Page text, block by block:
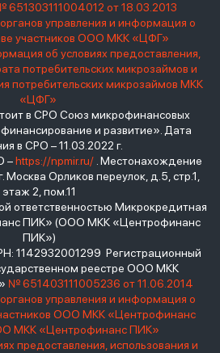
651303111004012 от 18.03.2013
управления и информация о
участников ООО МКК «ЦФГ»
об условиях предоставления,
потребительских микрозаймов и
потребительских микрозаймов МКК
«ЦФГ»
в СРО Союз микрофинансовых
и развитие». Дата
в СРО – 11.03.2022 г.
–https://npmir.ru/. Местонахождение
Орликов переулок, д.5, стр.1,
этаж 2, пом.11
ответственностью Микрокредитная
ПИК» (ООО МКК «Центрофинанс
ПИК»)
1142932001299 Регистрационный
реестре ООО МКК
№ 651403111005236 от 11.06.2014
управления и информация о
ООО МКК «Центрофинанс
МКК «Центрофинанс ПИК»
предоставления, использования и